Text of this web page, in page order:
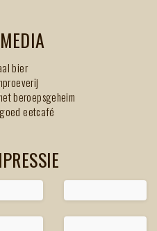
bier
beroepsgeheim
eetcafé